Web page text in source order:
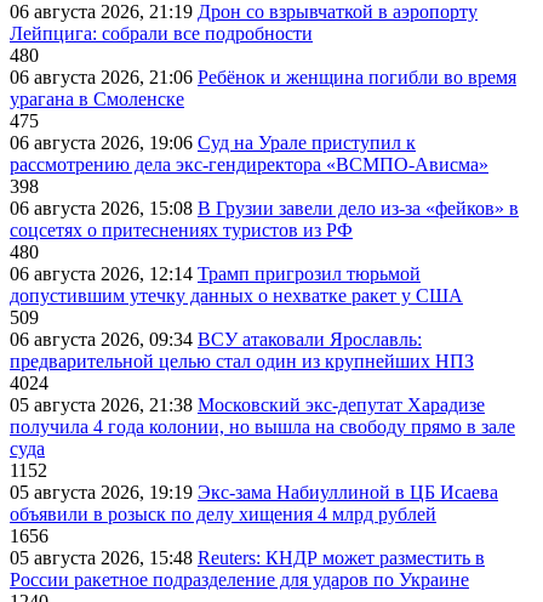
06 августа 2026, 21:19 Дрон со взрывчаткой в аэропорту
Лейпцига: собрали все подробности
480
06 августа 2026, 21:06 Ребёнок и женщина погибли во время
урагана в Смоленске
475
06 августа 2026, 19:06 Суд на Урале приступил к
рассмотрению дела экс-гендиректора «ВСМПО-Ависма»
398
06 августа 2026, 15:08 В Грузии завели дело из-за «фейков» в
соцсетях о притеснениях туристов из РФ
480
06 августа 2026, 12:14 Трамп пригрозил тюрьмой
допустившим утечку данных о нехватке ракет у США
509
06 августа 2026, 09:34 ВСУ атаковали Ярославль:
предварительной целью стал один из крупнейших НПЗ
4024
05 августа 2026, 21:38 Московский экс-депутат Харадизе
получила 4 года колонии, но вышла на свободу прямо в зале
суда
1152
05 августа 2026, 19:19 Экс-зама Набиуллиной в ЦБ Исаева
объявили в розыск по делу хищения 4 млрд рублей
1656
05 августа 2026, 15:48 Reuters: КНДР может разместить в
России ракетное подразделение для ударов по Украине